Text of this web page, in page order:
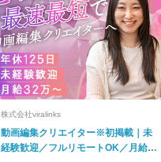
株式会社viralinks
動画編集クリエイター※初掲載｜未
経験歓迎／フルリモートOK／月給32